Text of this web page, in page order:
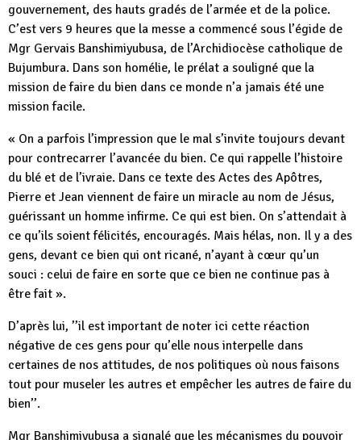
gouvernement, des hauts gradés de l’armée et de la police.
C’est vers 9 heures que la messe a commencé sous l’égide de
Mgr Gervais Banshimiyubusa, de l’Archidiocèse catholique de
Bujumbura. Dans son homélie, le prélat a souligné que la
mission de faire du bien dans ce monde n’a jamais été une
mission facile.
« On a parfois l’impression que le mal s’invite toujours devant
pour contrecarrer l’avancée du bien. Ce qui rappelle l’histoire
du blé et de l’ivraie. Dans ce texte des Actes des Apôtres,
Pierre et Jean viennent de faire un miracle au nom de Jésus,
guérissant un homme infirme. Ce qui est bien. On s’attendait à
ce qu’ils soient félicités, encouragés. Mais hélas, non. Il y a des
gens, devant ce bien qui ont ricané, n’ayant à cœur qu’un
souci : celui de faire en sorte que ce bien ne continue pas à
être fait ».
D’après lui, ’’il est important de noter ici cette réaction
négative de ces gens pour qu’elle nous interpelle dans
certaines de nos attitudes, de nos politiques où nous faisons
tout pour museler les autres et empêcher les autres de faire du
bien’’.
Mgr Banshimiyubusa a signalé que les mécanismes du pouvoir